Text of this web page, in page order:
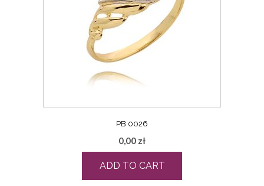
PB 0026
0,00 zł
ADD TO CART